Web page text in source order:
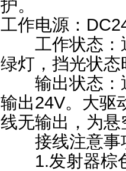
护。
工作电源：
工作状态：通
绿灯，挡光状
输出状态：通
输出24V。大驱
线无输出，为悬
接线注意事
1.发射器棕色